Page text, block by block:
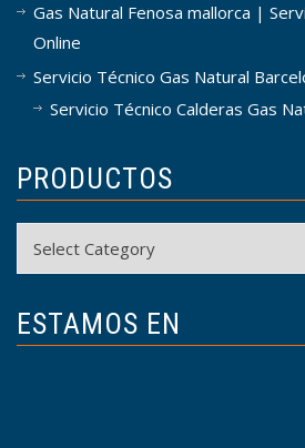
Gas Natural Fenosa mallorca |
Online
Servicio Técnico Gas Natural
Servicio Técnico Calderas Gas
PRODUCTOS
ESTAMOS EN